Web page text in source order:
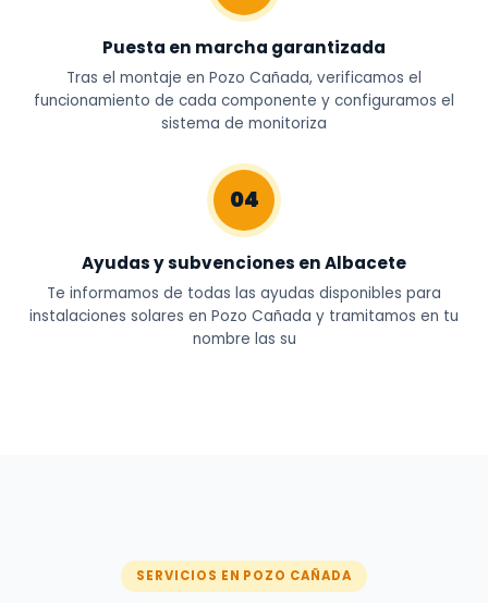
Puesta en marcha garantizada
Tras el montaje en Pozo Cañada, verificamos el
funcionamiento de cada componente y configuramos el
sistema de monitoriza
04
Ayudas y subvenciones en Albacete
Te informamos de todas las ayudas disponibles para
instalaciones solares en Pozo Cañada y tramitamos en tu
nombre las su
SERVICIOS EN POZO CAÑADA